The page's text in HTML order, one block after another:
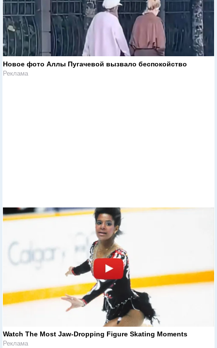
Новое фото Аллы Пугачевой вызвало беспокойство
Реклама
Watch The Most Jaw‑Dropping Figure Skating Moments
Реклама